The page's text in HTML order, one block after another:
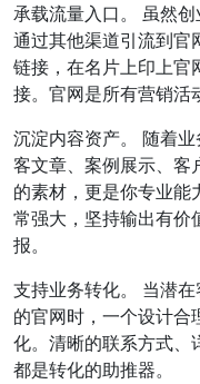
承载流量入口。 虽然
通过其他渠道引流到官
链接，在名片上印上官
接。官网是所有营销活
沉淀内容资产。 随着
客文章、案例展示、客
的素材，更是你专业
常强大，坚持输出有价
报。
支持业务转化。 当潜
的官网时，一个设计
化。清晰的联系方式、
都是转化的助推器。